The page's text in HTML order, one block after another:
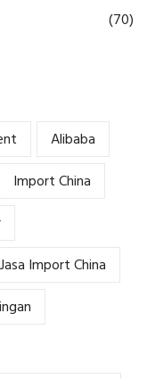
(70)
Alibaba
Import China
Jasa Import China